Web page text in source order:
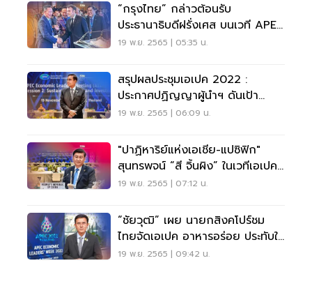
“กรุงไทย” กล่าวต้อนรับ
ประธานาธิบดีฝรั่งเศส บนเวที APEC
2022
19 พ.ย. 2565 | 05:35 น.
สรุปผลประชุมเอเปค 2022 :
ประกาศปฏิญญาผู้นำฯ ดันเป้า
หมายกรุงเทพฯ สู่รูปธรรม
19 พ.ย. 2565 | 06:09 น.
"ปาฏิหาริย์แห่งเอเชีย-แปซิฟิก"
สุนทรพจน์ “สี จิ้นผิง” ในเวทีเอเปค
2022
19 พ.ย. 2565 | 07:12 น.
“ชัยวุฒิ” เผย นายกสิงคโปร์ชม
ไทยจัดเอเปค อาหารอร่อย ประทับใจ
ถ่ายรูปโพสต์เอง
19 พ.ย. 2565 | 09:42 น.